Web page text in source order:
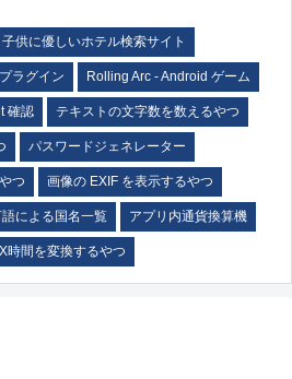
子供に優しいホテル検索サイト
ラグイン Rolling Arc - Android ゲーム
確認 テキストの文字数を数えるやつ
パスワードジェネレーター
つ 画像の EXIF を表示するやつ
による国名一覧 アプリ内通貨換算機
時間を変換するやつ